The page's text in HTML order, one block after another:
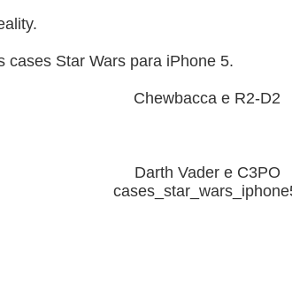
cases Star Wars para iPhone 5.
Chewbacca e R2-D2
Darth Vader e C3PO